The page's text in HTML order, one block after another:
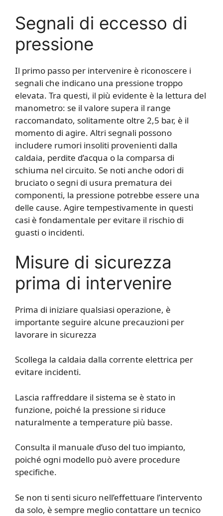
Segnali di eccesso di
pressione
Il primo passo per intervenire è riconoscere i
segnali che indicano una pressione troppo
elevata. Tra questi, il più evidente è la lettura del
manometro: se il valore supera il range
raccomandato, solitamente oltre 2,5 bar, è il
momento di agire. Altri segnali possono
includere rumori insoliti provenienti dalla
caldaia, perdite d’acqua o la comparsa di
schiuma nel circuito. Se noti anche odori di
bruciato o segni di usura prematura dei
componenti, la pressione potrebbe essere una
delle cause. Agire tempestivamente in questi
casi è fondamentale per evitare il rischio di
guasti o incidenti.
Misure di sicurezza
prima di intervenire
Prima di iniziare qualsiasi operazione, è
importante seguire alcune precauzioni per
lavorare in sicurezza
Scollega la caldaia dalla corrente elettrica per
evitare incidenti.
Lascia raffreddare il sistema se è stato in
funzione, poiché la pressione si riduce
naturalmente a temperature più basse.
Consulta il manuale d’uso del tuo impianto,
poiché ogni modello può avere procedure
specifiche.
Se non ti senti sicuro nell’effettuare l’intervento
da solo, è sempre meglio contattare un tecnico